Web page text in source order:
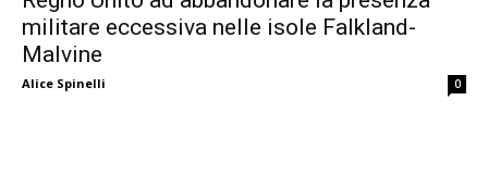
militare eccessiva nelle isole Falkland-
Malvine
Alice Spinelli 0